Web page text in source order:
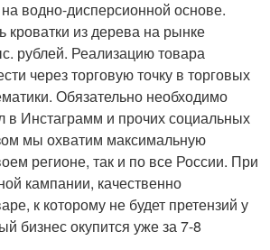
водно-дисперсионной основе.
кроватки из дерева на рынке
рублей. Реализацию товара
через торговую точку в торговых
Обязательно необходимо
в Инстаграмм и прочих социальных
мы охватим максимальную
регионе, так и по все России. При
кампании, качественно
к которому не будет претензий у
бизнес окупится уже за 7-8